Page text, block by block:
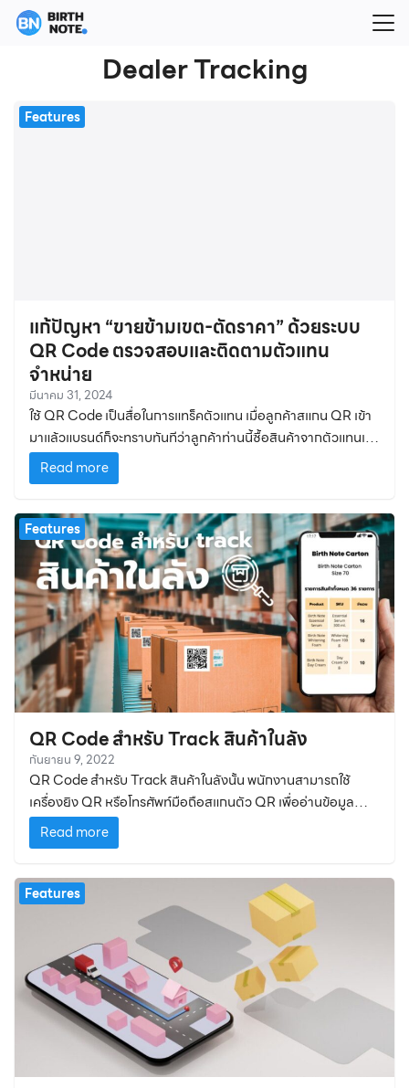
Skip
Dealer Tracking
Features
แก้ปัญหา “ขายข้ามเขต-ตัดราคา” ด้วยระบบ
QR Code ตรวจสอบและติดตามตัวแทน
จำหน่าย
มีนาคม 31, 2024
ใช้ QR Code เป็นสื่อในการแทร็คตัวแทน เมื่อลูกค้าสแกน QR เข้า
มาแล้วแบรนด์ก็จะทราบทันทีว่าลูกค้าท่านนี้ซื้อสินค้าจากตัวแทนเจ้า
ไหนอยู่
Read more
Features
QR Code สำหรับ Track สินค้าในลัง
กันยายน 9, 2022
QR Code สำหรับ Track สินค้าในลังนั้น พนักงานสามารถใช้
เครื่องยิง QR หรือโทรศัพท์มือถือสแกนตัว QR เพื่ออ่านข้อมูล
สินค้าที่อยู่ในลังว่ามีสินค้าประเภทไหนบ้าง
Read more
Features